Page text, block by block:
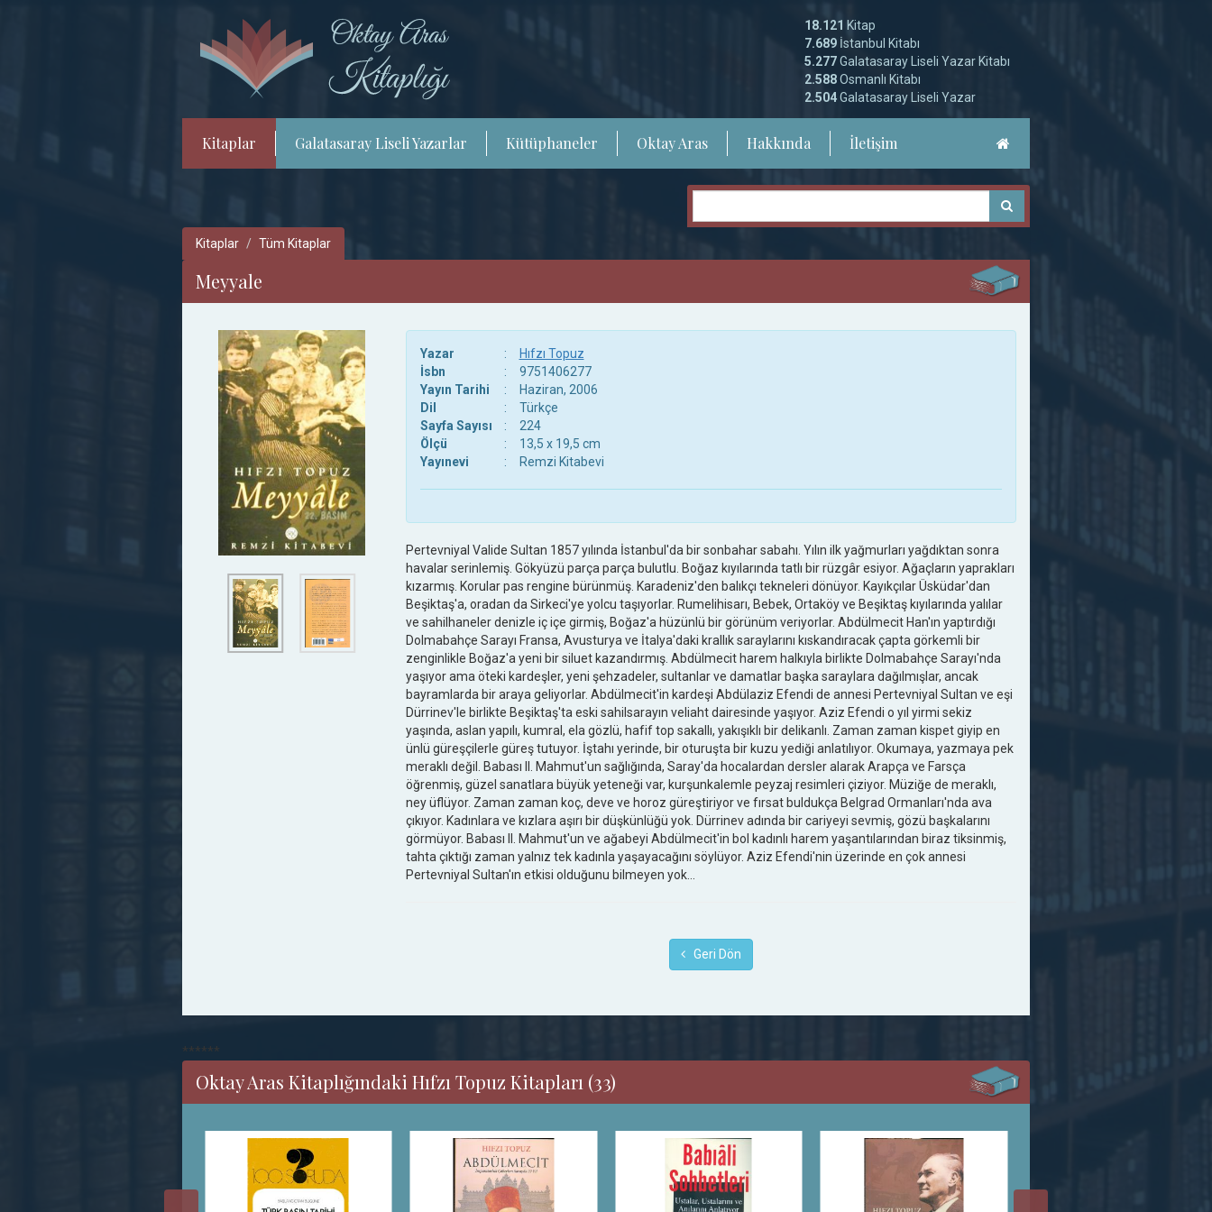
18.121 Kitap
7.689 İstanbul Kitabı
5.277Galatasaray Liseli Yazar Kitabı
2.588Osmanlı Kitabı
2.504Galatasaray Liseli Yazar
Kitaplar Galatasaray Liseli Yazarlar Kütüphaneler Oktay Aras Hakkında İletişim
Kitaplar Tüm Kitaplar
Meyyale
Yazar :
Hıfzı Topuz
İsbn
:
9751406277
Yayın Tarihi
:
Haziran, 2006
Dil
:
Türkçe
Sayfa Sayısı
:
224
Ölçü
:
13,5 x 19,5 cm
Yayınevi
: Remzi Kitabevi
Pertevniyal Valide Sultan 1857 yılında İstanbul'da bir sonbahar sabahı. Yılın ilk yağmurları yağdıktan sonra
havalar serinlemiş. Gökyüzü parça parça bulutlu. Boğaz kıyılarında tatlı bir rüzgâr esiyor. Ağaçların yaprakları
kızarmış. Korular pas rengine bürünmüş. Karadeniz'den balıkçı tekneleri dönüyor. Kayıkçılar Üsküdar'dan
Beşiktaş'a, oradan da Sirkeci'ye yolcu taşıyorlar. Rumelihisarı, Bebek, Ortaköy ve Beşiktaş kıyılarında yalılar
ve sahilhaneler denizle iç içe girmiş, Boğaz'a hüzünlü bir görünüm veriyorlar. Abdülmecit Han'ın yaptırdığı
Dolmabahçe Sarayı Fransa, Avusturya ve İtalya'daki krallık saraylarını kıskandıracak çapta görkemli bir
zenginlikle Boğaz'a yeni bir siluet kazandırmış. Abdülmecit harem halkıyla birlikte Dolmabahçe Sarayı'nda
yaşıyor ama öteki kardeşler, yeni şehzadeler, sultanlar ve damatlar başka saraylara dağılmışlar, ancak
bayramlarda bir araya geliyorlar. Abdülmecit'in kardeşi Abdülaziz Efendi de annesi Pertevniyal Sultan ve eşi
Dürrinev'le birlikte Beşiktaş'ta eski sahilsarayın veliaht dairesinde yaşıyor. Aziz Efendi o yıl yirmi sekiz
yaşında, aslan yapılı, kumral, ela gözlü, hafif top sakallı, yakışıklı bir delikanlı. Zaman zaman kispet giyip en
ünlü güreşçilerle güreş tutuyor. İştahı yerinde, bir oturuşta bir kuzu yediği anlatılıyor. Okumaya, yazmaya pek
meraklı değil. Babası II. Mahmut'un sağlığında, Saray'da hocalardan dersler alarak Arapça ve Farsça
öğrenmiş, güzel sanatlara büyük yeteneği var, kurşunkalemle peyzaj resimleri çiziyor. Müziğe de meraklı,
ney üflüyor. Zaman zaman koç, deve ve horoz güreştiriyor ve fırsat buldukça Belgrad Ormanları'nda ava
çıkıyor. Kadınlara ve kızlara aşırı bir düşkünlüğü yok. Dürrinev adında bir cariyeyi sevmiş, gözü başkalarını
görmüyor. Babası II. Mahmut'un ve ağabeyi Abdülmecit'in bol kadınlı harem yaşantılarından biraz tiksinmiş,
tahta çıktığı zaman yalnız tek kadınla yaşayacağını söylüyor. Aziz Efendi'nin üzerinde en çok annesi
Pertevniyal Sultan'ın etkisi olduğunu bilmeyen yok...
Geri Dön
******
Oktay Aras Kitaplığındaki Hıfzı Topuz Kitapları (33)